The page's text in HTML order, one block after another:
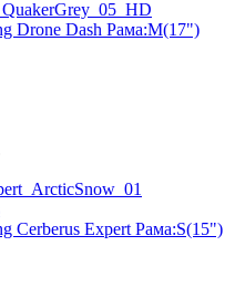
Drone Dash Рама:M(17")
Cerberus Expert Рама:S(15")